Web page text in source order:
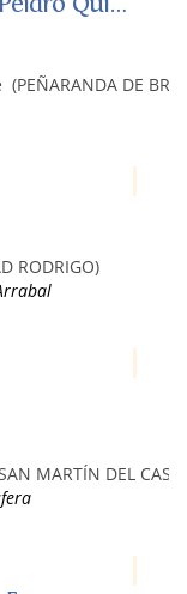
(PEÑARANDA DE
RODRIGO)
MARTÍN DEL